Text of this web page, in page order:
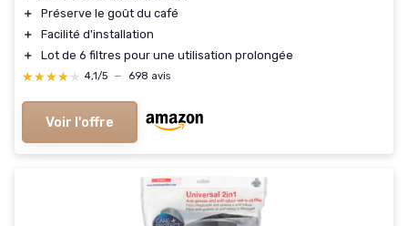
＋
Préserve le goût du café
＋
Facilité d'installation
＋
Lot de 6 filtres pour une utilisation prolongée
★★★★★
★★★★★ 4,1/5 — 698 avis
Voir l'offre